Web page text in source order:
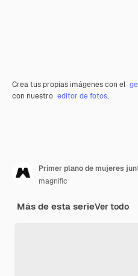
Crea tus propias imágenes con el
con nuestro editor de fotos.
Primer plano de mujeres
magnific
Más de esta serieVer todo